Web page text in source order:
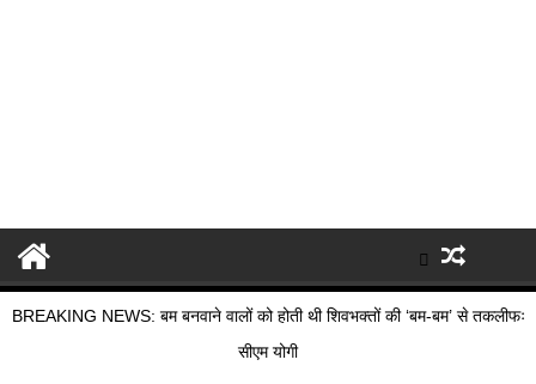
BREAKING NEWS: बम बनवाने वालों को होती थी शिवभक्तों की ‘बम-बम’ से तकलीफः
सीएम योगी